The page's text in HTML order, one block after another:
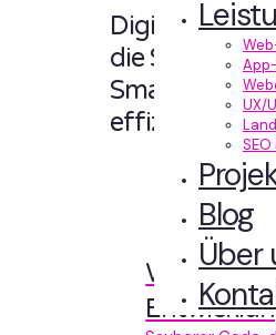
UX/
Blog
Über
Digitale
die Sinn
Smart
effizient
Web-